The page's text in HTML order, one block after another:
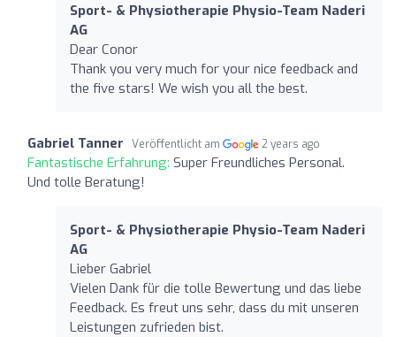
Sport- & Physiotherapie Physio-Team Naderi
AG
Dear Conor
Thank you very much for your nice feedback and
the five stars! We wish you all the best.
Gabriel Tanner Veröffentlicht am 2 years ago
Fantastische Erfahrung: Super Freundliches Personal.
Und tolle Beratung!
Sport- & Physiotherapie Physio-Team Naderi
AG
Lieber Gabriel
Vielen Dank für die tolle Bewertung und das liebe
Feedback. Es freut uns sehr, dass du mit unseren
Leistungen zufrieden bist.